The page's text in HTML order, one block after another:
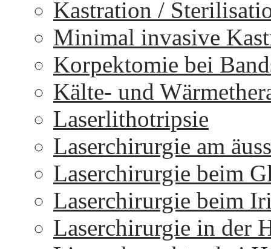
Kastration /
Minimal invasive
Korpektomie bei
Kälte- und
Laserlithotripsie
Laserchirurgie am
Laserchirurgie beim
Laserchirurgie beim
Laserchirurgie in der